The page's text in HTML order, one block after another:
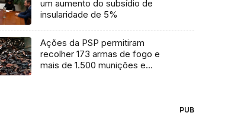
um aumento do subsídio de
insularidade de 5%
Ações da PSP permitiram
recolher 173 armas de fogo e
mais de 1.500 munições e
PUB